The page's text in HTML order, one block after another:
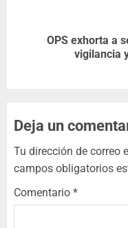
OPS exhorta a
vigilancia
Deja un
Tu dirección de correo
campos obligatorios
Comentario *